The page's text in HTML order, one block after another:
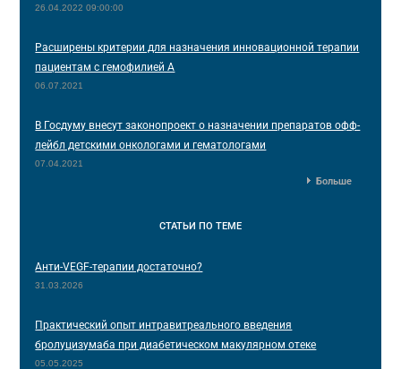
26.04.2022 09:00:00
Расширены критерии для назначения инновационной терапии
пациентам с гемофилией А
06.07.2021
В Госдуму внесут законопроект о назначении препаратов офф-
лейбл детскими онкологами и гематологами
07.04.2021
Больше
СТАТЬИ ПО ТЕМЕ
Анти-VEGF-терапии достаточно?
31.03.2026
Практический опыт интравитреального введения
бролуцизумаба при диабетическом макулярном отеке
05.05.2025